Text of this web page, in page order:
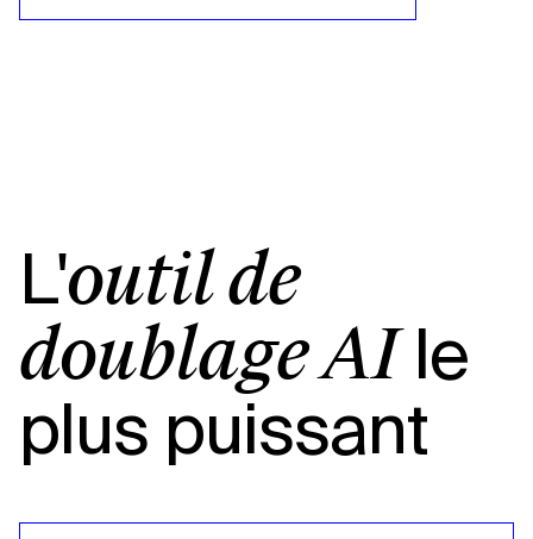
L'outil de
doublage AIle
plus puissant